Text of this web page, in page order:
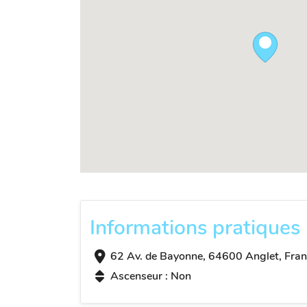
Informations pratiques
62 Av. de Bayonne, 64600 Anglet,
Ascenseur : Non